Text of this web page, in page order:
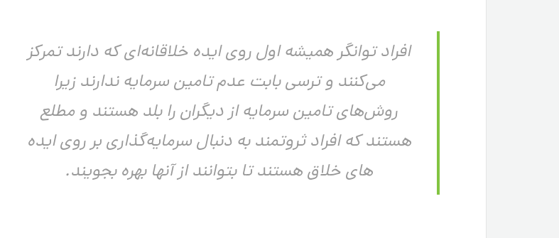
افراد توانگر همیشه اول روی ایده خلاقانه‌ای که دارند تمرکز
می‌کنند و ترسی بابت عدم تامین سرمایه‌ ندارند زیرا
روش‌های تامین سرمایه از دیگران را بلد هستند و مطلع
هستند که افراد ثروتمند به دنبال سرمایه‌گذاری بر روی ایده
های خلاق هستند تا بتوانند از آنها بهره بجویند.